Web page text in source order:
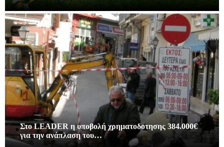
Στο LEADER η υποβολή χρηματοδοτησης 384.000€
για την ανάπλαση του…